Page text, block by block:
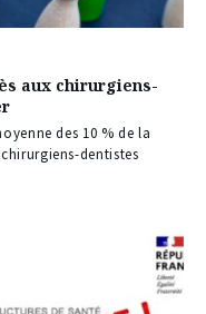
aux chirurgiens-
des 10 % de la
dentistes